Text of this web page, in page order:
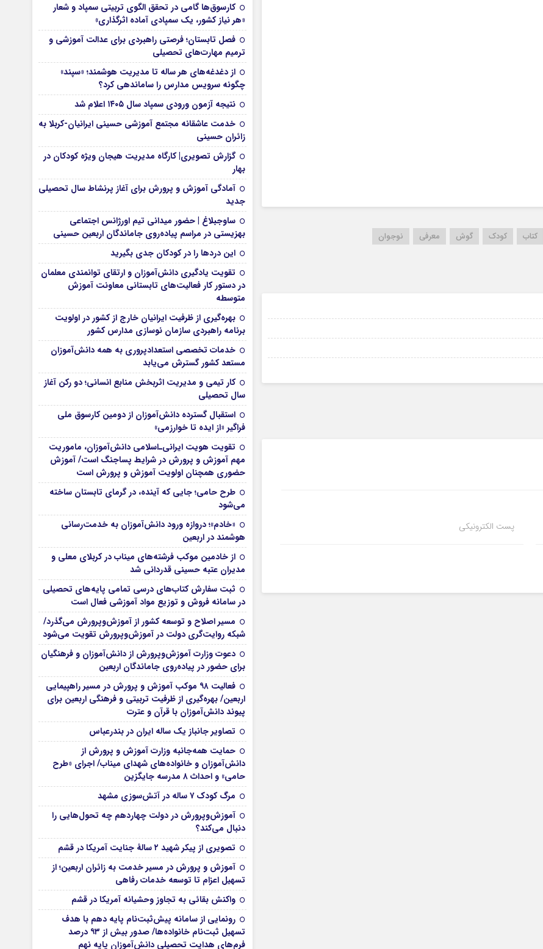
کتاب کودک گوش معرفی نوجوان
پست الکترونیکی
کارسوق‌ها گامی در تحقق الگوی تربیتی سمپاد و شعار
«هر نیاز کشور، یک سمپادی آماده اثرگذاری»
فصل تابستان؛ فرصتی راهبردی برای عدالت آموزشی و
ترمیم مهارت‌های تحصیلی
از دغدغه‌های هر ساله تا مدیریت هوشمند؛ «سپند»
چگونه سرویس مدارس را ساماندهی کرد؟
نتیجه آزمون ورودی سمپاد سال ۱۴۰۵ اعلام شد
خدمت عاشقانه مجتمع آموزشی‌ حسینی ایرانیان-کربلا به
زائران حسینی
گزارش تصویری| کارگاه مدیریت هیجان ویژه کودکان در
بهار
آمادگی آموزش و پرورش برای آغاز پرنشاط سال تحصیلی
جدید
ساوجبلاغ | حضور میدانی تیم اورژانس اجتماعی
بهزیستی در مراسم پیاده‌روی جاماندگان اربعین حسینی
این درد‌ها را در کودکان جدی بگیرید
تقویت یادگیری دانش‌آموزان و ارتقای توانمندی معلمان
در دستور کار فعالیت‌های تابستانی معاونت آموزش
متوسطه
بهره‌گیری از ظرفیت ایرانیان خارج از کشور در اولویت
برنامه راهبردی سازمان نوسازی مدارس کشور
خدمات تخصصی استعدادپروری به همه دانش‌آموزان
مستعد کشور گسترش می‌یابد
کار تیمی و مدیریت اثربخش منابع انسانی؛ دو رکن آغاز
سال تحصیلی
استقبال گسترده دانش‌آموزان از دومین کارسوق ملی
فراگیر «از ایده تا خوارزمی»
تقویت هویت ایرانی‌ـ‌اسلامی دانش‌آموزان، ماموریت
مهم آموزش و پرورش در شرایط پساجنگ است/ آموزش
حضوری همچنان اولویت آموزش و پرورش است
طرح حامی؛ جایی که آینده، در گرمای تابستان ساخته
می‌شود
«خادم»؛ دروازه ورود دانش‌آموزان به خدمت‌رسانی
هوشمند در اربعین
از خادمین موکب فرشته‌های میناب در کربلای معلی و
مدیران عتبه حسینی قدردانی شد
ثبت سفارش کتاب‌های درسی تمامی پایه‌های تحصیلی
در سامانه فروش و توزیع مواد آموزشی فعال است
مسیر اصلاح و توسعه کشور از آموزش‌وپرورش می‌گذرد/
شبکه روایت‌‌گری دولت در آموزش‌وپرورش تقویت می‌شود
دعوت وزارت آموزش‌وپرورش از دانش‌آموزان و فرهنگیان
برای حضور در پیاده‌روی جاماندگان اربعین
فعالیت ۹۸ موکب آموزش و پرورش در مسیر راهپیمایی
اربعین/ بهره‌گیری از ظرفیت تربیتی و فرهنگی اربعین برای
پیوند دانش‌آموزان با قرآن و عترت
تصاویر جانباز یک ساله ایران در بندرعباس
حمایت همه‌جانبه وزارت آموزش و پرورش از
دانش‌آموزان و خانواده‌های شهدای میناب/ اجرای «طرح
حامی» و احداث ۸ مدرسه جایگزین
مرگ کودک ۷ ساله در آتش‌سوزی مشهد
آموزش‌وپرورش در دولت چهاردهم چه تحول‌هایی را
دنبال می‌کند؟
تصویری از پیکر شهید ۲ سالۀ جنایت آمریکا در قشم
آموزش و پرورش در مسیر خدمت به زائران اربعین؛ از
تسهیل اعزام تا توسعه خدمات رفاهی
واکنش بقائی به تجاوز وحشیانه آمریکا در قشم
رونمایی از سامانه پیش‌ثبت‌نام پایه دهم با هدف
تسهیل ثبت‌نام خانواده‌ها/ صدور بیش از ۹۳ درصد
فرم‌های هدایت تحصیلی دانش‌آموزان پایه نهم